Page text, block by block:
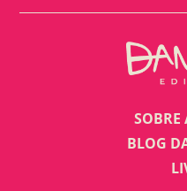
SOBRE
BLOG